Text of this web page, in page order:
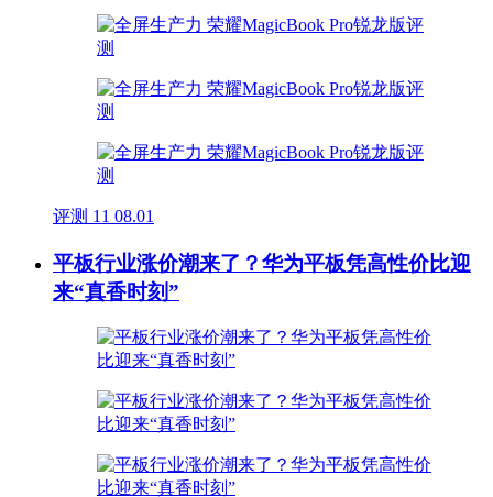
评测 11 08.01
平板行业涨价潮来了？华为平板凭高性价比迎
来“真香时刻”